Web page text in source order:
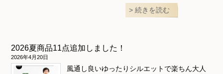
続きを読む
2026夏商品11点追加しました！
2026年4月20日
風通し良いゆったりシルエットで楽ちん大人